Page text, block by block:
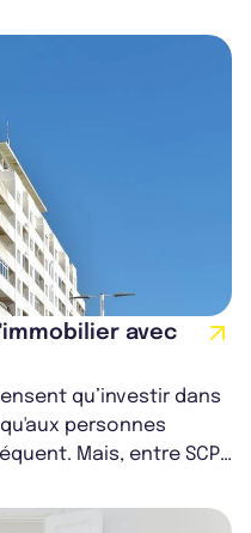
avec
qu’investir dans
personnes
Mais, entre SCPI,